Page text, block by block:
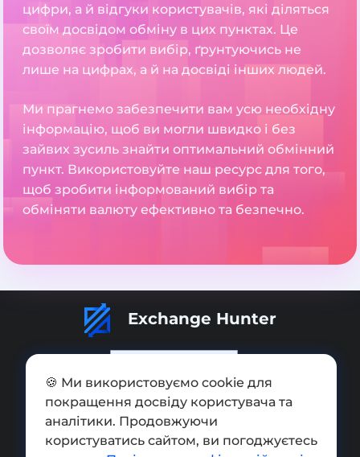
цифри, а й відгуки користувачів, які діляться
своїм досвідом обміну в цих пунктах. Це
дозволяє зробити вибір, ґрунтуючись не
лише на цифрах, а й на досвіді інших людей.
Ми прагнемо забезпечити вам усю необхідну
інформацію, щоб ви могли швидко і без
зайвих зусиль знайти оптимальний обмінний
пункт. Використовуйте наш ресурс для того,
щоб зробити інформований вибір та
обміняти валюту ефективно та безпечно.
Exchange Hunter
Додати обмінник
Мапа сайту
🍪 Ми використовуємо cookie для
покращення досвіду користувача та
аналітики. Продовжуючи
користуватись сайтом, ви погоджуєтесь